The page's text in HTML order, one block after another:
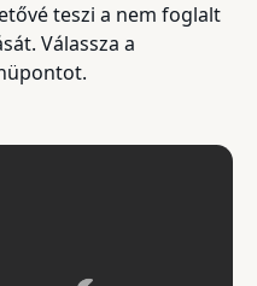
teszi a nem foglalt
Válassza a